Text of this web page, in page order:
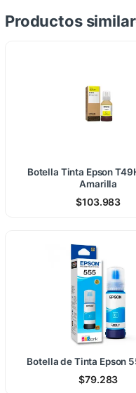
Productos
Botella Tinta Epson
Amarilla
$103.983
Botella de Tinta Epson
$79.283